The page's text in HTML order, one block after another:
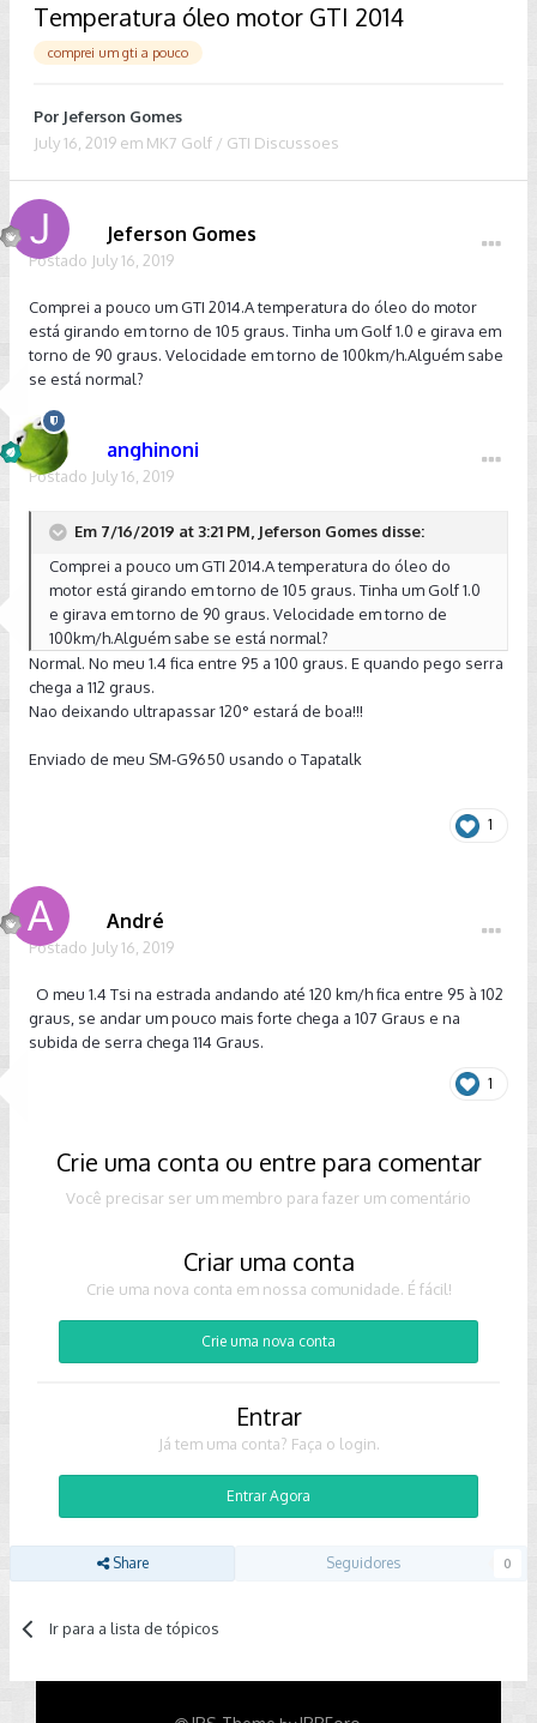
Temperatura óleo motor GTI 2014
comprei um gti a pouco
Por Jeferson Gomes
July 16, 2019 em MK7 Golf / GTI Discussoes
Jeferson Gomes
Postado July 16, 2019
Comprei a pouco um GTI 2014.A temperatura do óleo do motor
está girando em torno de 105 graus. Tinha um Golf 1.0 e girava em
torno de 90 graus. Velocidade em torno de 100km/h.Alguém sabe
se está normal?
anghinoni
Postado July 16, 2019
Em 7/16/2019 at 3:21 PM, Jeferson Gomes disse:
Comprei a pouco um GTI 2014.A temperatura do óleo do
motor está girando em torno de 105 graus. Tinha um Golf 1.0
e girava em torno de 90 graus. Velocidade em torno de
100km/h.Alguém sabe se está normal?
Normal. No meu 1.4 fica entre 95 a 100 graus. E quando pego serra
chega a 112 graus.
Nao deixando ultrapassar 120° estará de boa!!!
Enviado de meu SM-G9650 usando o Tapatalk
1
André
Postado July 16, 2019
O meu 1.4 Tsi na estrada andando até 120 km/h fica entre 95 à 102
graus, se andar um pouco mais forte chega a 107 Graus e na
subida de serra chega 114 Graus.
1
Crie uma conta ou entre para comentar
Você precisar ser um membro para fazer um comentário
Criar uma conta
Crie uma nova conta em nossa comunidade. É fácil!
Crie uma nova conta
Entrar
Já tem uma conta? Faça o login.
Entrar Agora
Share Seguidores 0
Ir para a lista de tópicos